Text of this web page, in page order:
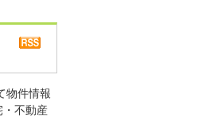
物件情報
・不動産